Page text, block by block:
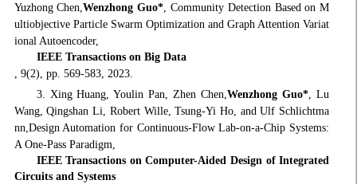
Yuzhong Chen,Wenzhong Guo* , Community Detection Based on M
ultiobjective Particle Swarm Optimization and Graph Attention Variat
ional Autoencoder,
IEEE Transactions on Big Data
, 9(2), pp. 569-583, 2023.
3. Xing Huang, Youlin Pan, Zhen Chen,Wenzhong Guo*, Lu
Wang, Qingshan Li, Robert Wille, Tsung-Yi Ho, and Ulf Schlichtma
nn,Design Automation for Continuous-Flow Lab-on-a-Chip Systems:
A One-Pass Paradigm,
IEEE Transactions on Computer-Aided Design of Integrated
Circuits and Systems